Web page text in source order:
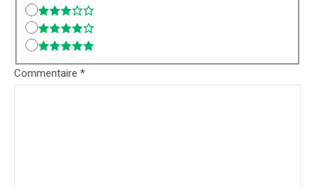
Commentaire *